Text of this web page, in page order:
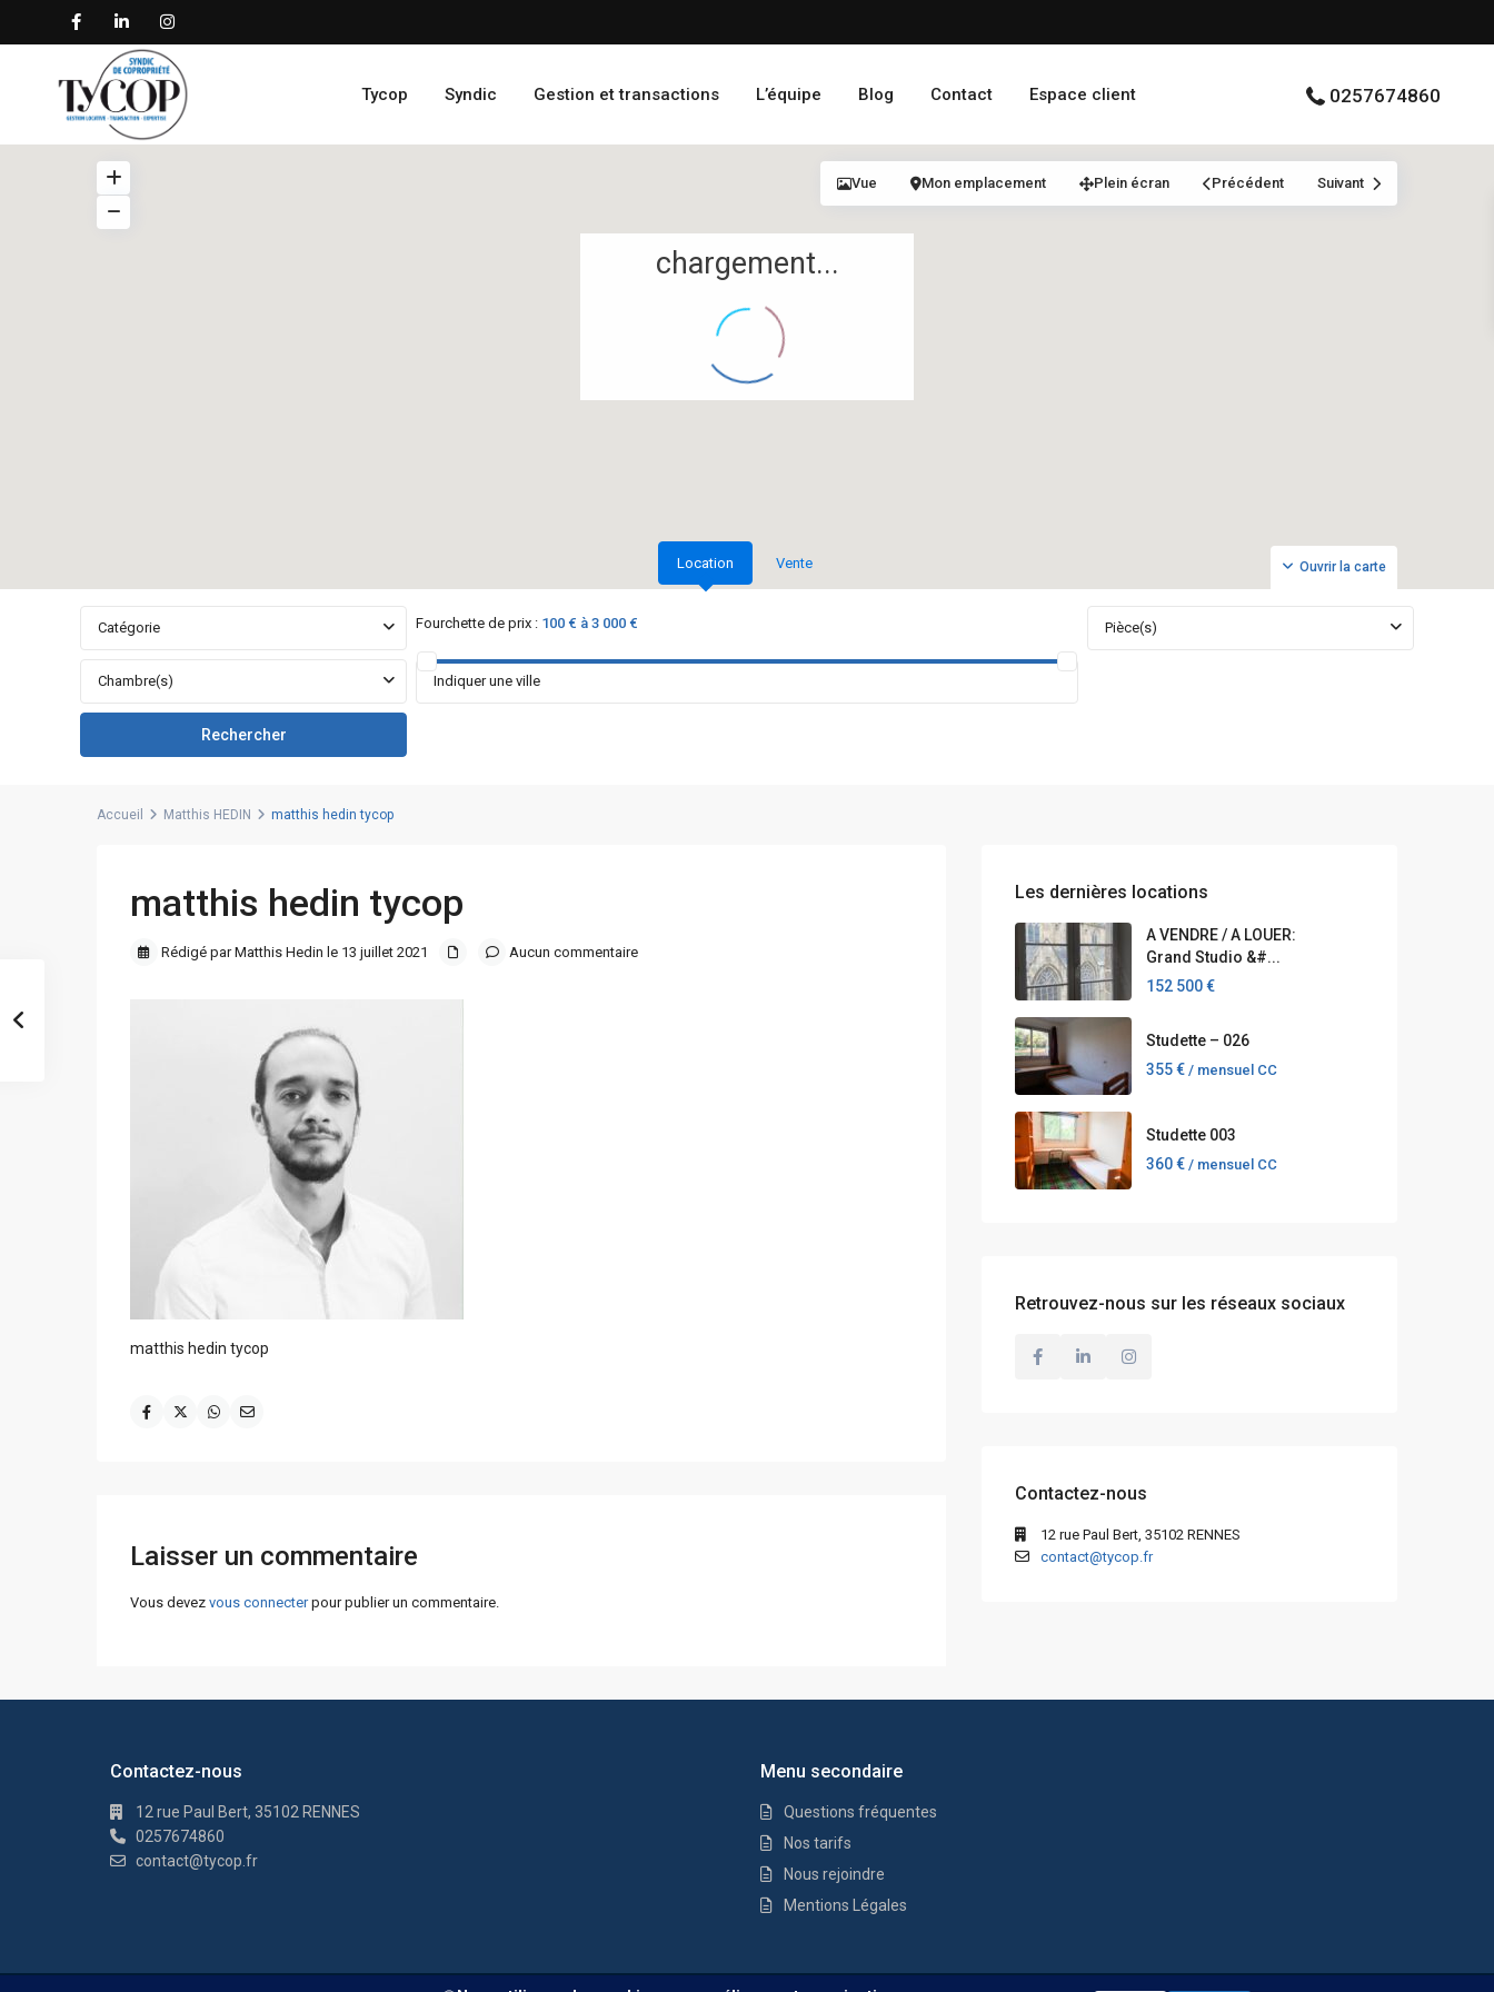
Tycop Syndic Gestion et transactions L’équipe Blog Contact Espace client 0257674860
chargement...
Ouvrir la carte
Vue Mon emplacement Plein écran Précédent Suivant
Location Vente
Catégorie Fourchette de prix : 100 € à 3 000 € Pièce(s)
Chambre(s)
Accueil Matthis HEDIN matthis hedin tycop
matthis hedin tycop
Rédigé par Matthis Hedin le 13 juillet 2021 Aucun commentaire
matthis hedin tycop
Laisser un commentaire
Vous devez vous connecterpour publier un commentaire.
Les dernières locations
A VENDRE / A LOUER:
Grand Studio &#...
152 500 €
Studette – 026
355 € / mensuel CC
Studette 003
360 € / mensuel CC
Retrouvez-nous sur les réseaux sociaux
Contactez-nous
12 rue Paul Bert, 35102 RENNES
contact@tycop.fr
Contactez-nous
12 rue Paul Bert, 35102 RENNES
0257674860
contact@tycop.fr
Menu secondaire
Questions fréquentes
Nos tarifs
Nous rejoindre
Mentions Légales